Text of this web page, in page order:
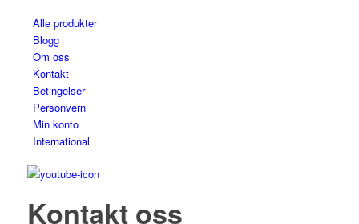
Alle produkter
Blogg
Om oss
Kontakt
Betingelser
Personvern
Min konto
International
Kontakt oss